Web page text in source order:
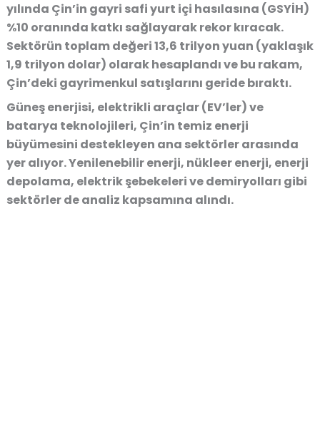
yılında Çin’in gayri safi yurt içi hasılasına (GSYİH)
%10 oranında katkı sağlayarak rekor kıracak.
Sektörün toplam değeri 13,6 trilyon yuan (yaklaşık
1,9 trilyon dolar) olarak hesaplandı ve bu rakam,
Çin’deki gayrimenkul satışlarını geride bıraktı.
Güneş enerjisi, elektrikli araçlar (EV’ler) ve
batarya teknolojileri, Çin’in temiz enerji
büyümesini destekleyen ana sektörlerarasında
yer alıyor.Yenilenebilir enerji, nükleer enerji, enerji
depolama, elektrik şebekeleri ve demiryolları gibi
sektörler de analiz kapsamına alındı.